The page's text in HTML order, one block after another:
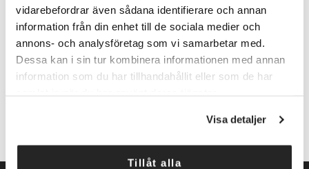
vidarebefordrar även sådana identifierare och annan
information från din enhet till de sociala medier och
annons- och analysföretag som vi samarbetar med.
Dessa kan i sin tur kombinera informationen med annan
information som du har tillhandahållit eller som de har
Visa detaljer
Tillåt alla
Lägg till i varukorg